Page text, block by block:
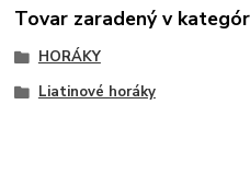
Tovar zaradený v
HORÁKY
Liatinové horáky